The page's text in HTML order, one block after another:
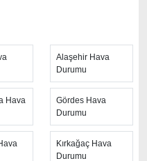
sitesidir.
hava durumu 15 güne
ile tahminlerinin
aldığı saatlik hava
Bu sitede yer alan
anlaşılır görseller ile
Ayrıca sitede
ile bulutların
Alaşehir Hava
Durumu
Hava
Gördes Hava
Durumu
Kırkağaç Hava
Durumu